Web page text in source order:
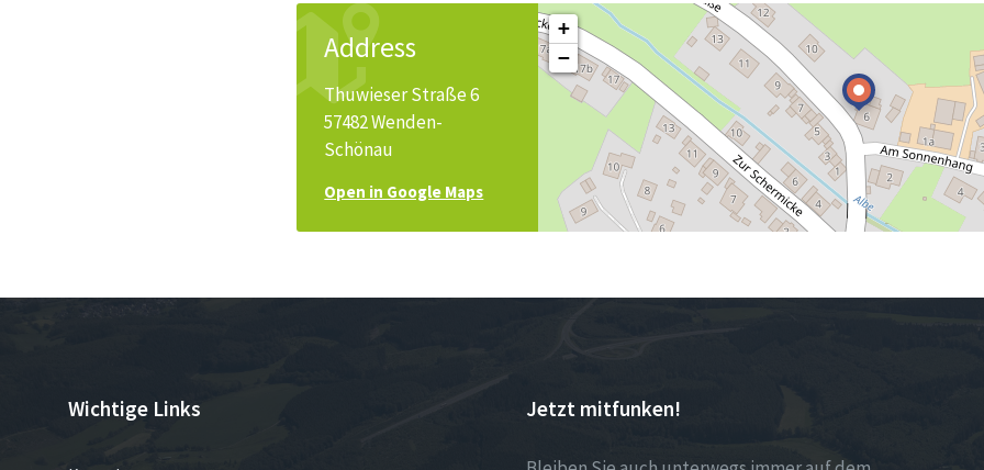
Address
Thuwieser Straße 6
57482 Wenden-
Schönau
Open in Google Maps
+
−
Wichtige Links Jetzt mitfunken!